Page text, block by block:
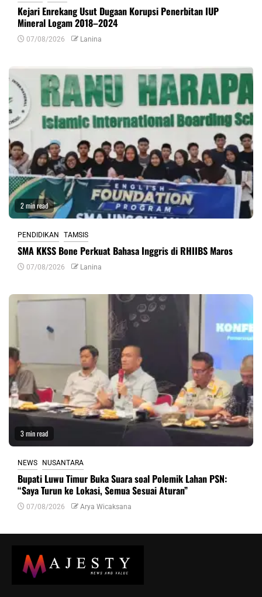
Kejari Enrekang Usut Dugaan Korupsi Penerbitan IUP
Mineral Logam 2018–2024
07/08/2026 Lanina
2 min read
PENDIDIKAN TAMSIS
SMA KKSS Bone Perkuat Bahasa Inggris di RHIIBS Maros
07/08/2026 Lanina
3 min read
NEWS NUSANTARA
Bupati Luwu Timur Buka Suara soal Polemik Lahan PSN:
“Saya Turun ke Lokasi, Semua Sesuai Aturan”
07/08/2026 Arya Wicaksana